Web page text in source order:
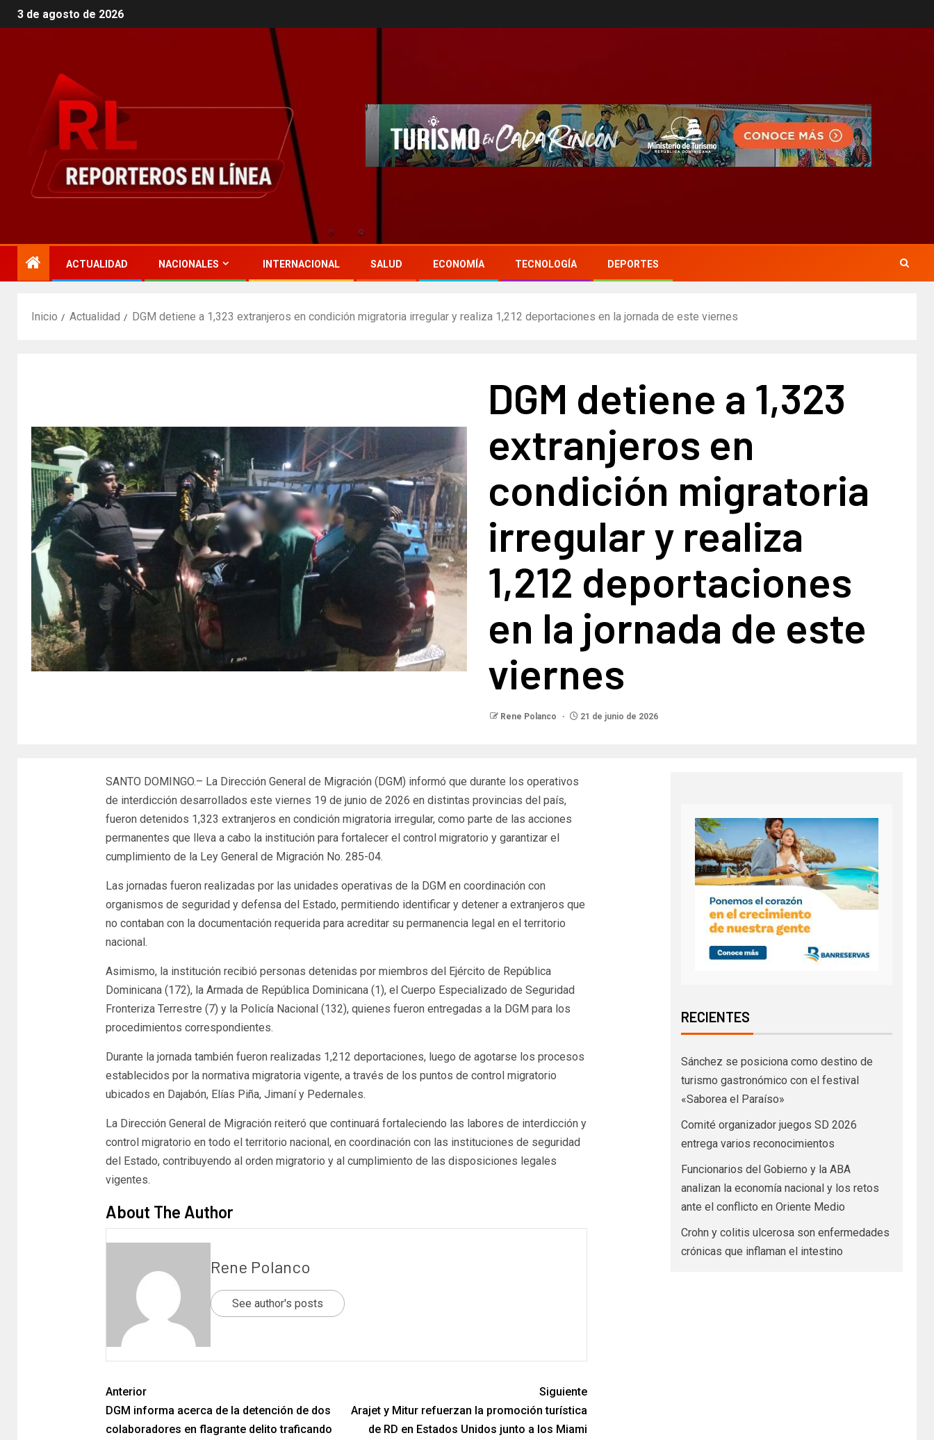
3 de agosto de 2026
ACTUALIDAD NACIONALES INTERNACIONAL SALUD ECONOMÍA TECNOLOGÍA DEPORTES
Inicio Actualidad DGM detiene a 1,323 extranjeros en condición migratoria irregular y realiza 1,212 deportaciones en la jornada de este viernes
DGM detiene a 1,323
extranjeros en
condición migratoria
irregular y realiza
1,212 deportaciones
en la jornada de este
viernes
Rene Polanco 21 de junio de 2026
SANTO DOMINGO.– La Dirección General de Migración (DGM) informó que durante los operativos
de interdicción desarrollados este viernes 19 de junio de 2026 en distintas provincias del país,
fueron detenidos 1,323 extranjeros en condición migratoria irregular, como parte de las acciones
permanentes que lleva a cabo la institución para fortalecer el control migratorio y garantizar el
cumplimiento de la Ley General de Migración No. 285-04.
Las jornadas fueron realizadas por las unidades operativas de la DGM en coordinación con
organismos de seguridad y defensa del Estado, permitiendo identificar y detener a extranjeros que
no contaban con la documentación requerida para acreditar su permanencia legal en el territorio
nacional.
Asimismo, la institución recibió personas detenidas por miembros del Ejército de República
Dominicana (172), la Armada de República Dominicana (1), el Cuerpo Especializado de Seguridad
Fronteriza Terrestre (7) y la Policía Nacional (132), quienes fueron entregadas a la DGM para los
procedimientos correspondientes.
Durante la jornada también fueron realizadas 1,212 deportaciones, luego de agotarse los procesos
establecidos por la normativa migratoria vigente, a través de los puntos de control migratorio
ubicados en Dajabón, Elías Piña, Jimaní y Pedernales.
La Dirección General de Migración reiteró que continuará fortaleciendo las labores de interdicción y
control migratorio en todo el territorio nacional, en coordinación con las instituciones de seguridad
del Estado, contribuyendo al orden migratorio y al cumplimiento de las disposiciones legales
vigentes.
About The Author
Rene Polanco
See author's posts
Anterior
DGM informa acerca de la detención de dos
colaboradores en flagrante delito traficando
Siguiente
Arajet y Mitur refuerzan la promoción turística
de RD en Estados Unidos junto a los Miami
RECIENTES
Sánchez se posiciona como destino de
turismo gastronómico con el festival
«Saborea el Paraíso»
Comité organizador juegos SD 2026
entrega varios reconocimientos
Funcionarios del Gobierno y la ABA
analizan la economía nacional y los retos
ante el conflicto en Oriente Medio
Crohn y colitis ulcerosa son enfermedades
crónicas que inflaman el intestino